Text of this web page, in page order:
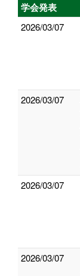
学会発表
2026/03/07
2026/03/07
2026/03/07
2026/03/07